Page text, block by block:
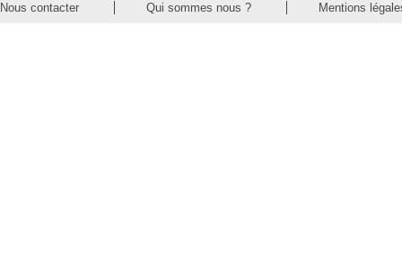
Nous contacter Qui sommes nous ? Mentions